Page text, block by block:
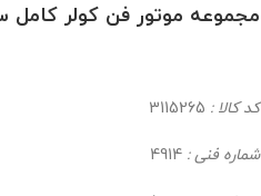
مجموعه موتور فن كولر کامل
کد کالا :
شماره فنی : 4914